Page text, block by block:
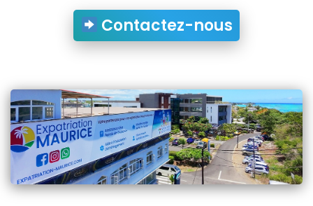
Contactez-nous